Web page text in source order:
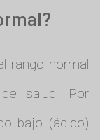
rango normal
salud. Por
bajo (ácido)